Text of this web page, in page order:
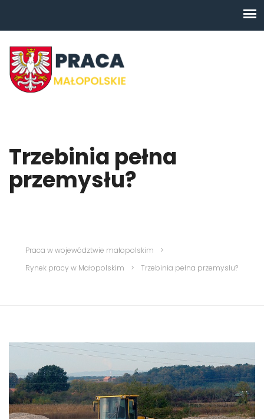
Trzebinia pełna
przemysłu?
Praca w województwie małopolskim
>
Rynek pracy w Małopolskim
> Trzebinia pełna przemysłu?